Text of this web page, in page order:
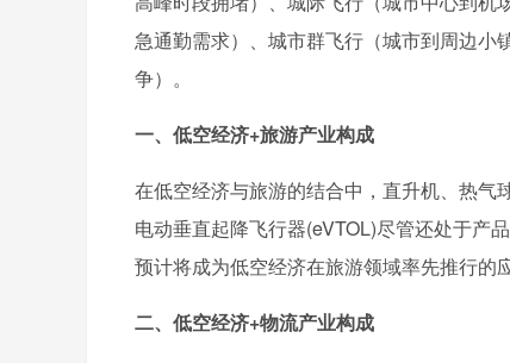
急通勤需求）、城市群飞行（城市到周边小
争）。
一、低空经济+旅游产业构成
在低空经济与旅游的结合中，直升机、热气
电动垂直起降飞行器(eVTOL)尽管还处于产
预计将成为低空经济在旅游领域率先推行的
二、低空经济+物流产业构成